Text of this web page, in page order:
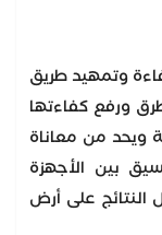
وتمهيد طريق
ورفع كفاءتها
ويحد من معاناة
بين الأجهزة
النتائج على أرض